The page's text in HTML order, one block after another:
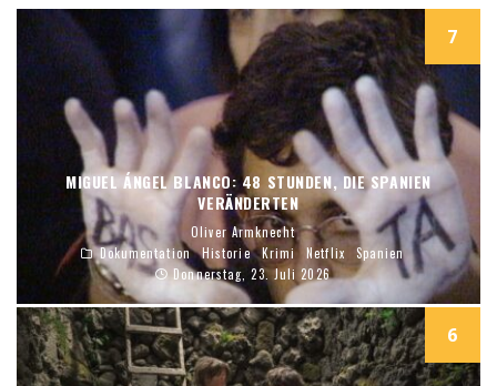
7
MIGUEL ÁNGEL BLANCO: 48 STUNDEN, DIE SPANIEN
VERÄNDERTEN
Oliver Armknecht
Dokumentation
Historie Krimi Netflix
Spanien
Donnerstag, 23. Juli 2026
6